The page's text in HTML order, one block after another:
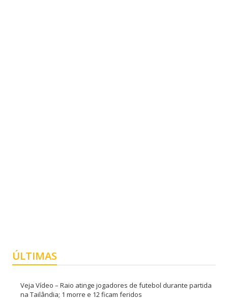
ÚLTIMAS
Veja Vídeo – Raio atinge jogadores de futebol durante partida
na Tailândia; 1 morre e 12 ficam feridos